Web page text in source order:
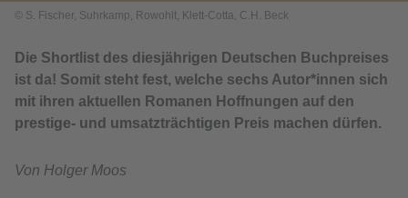
© S. Fischer, Suhrkamp, Rowohlt, Klett-Cotta, C.H. Beck
Die Shortlist des diesjährigen Deutschen Buchpreises
ist da! Somit steht fest, welche sechs Autor*innen sich
mit ihren aktuellen Romanen Hoffnungen auf den
prestige- und umsatzträchtigen Preis machen dürfen.
Von Holger Moos